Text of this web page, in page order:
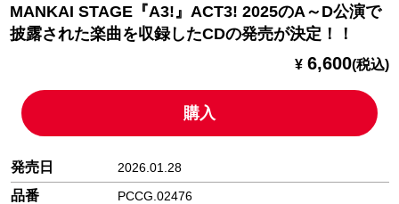
MANKAI STAGE『A3!』ACT3! 2025のA～D公演で
披露された楽曲を収録したCDの発売が決定！！
¥ 6,600(税込)
購入
発売日 2026.01.28
品番 PCCG.02476